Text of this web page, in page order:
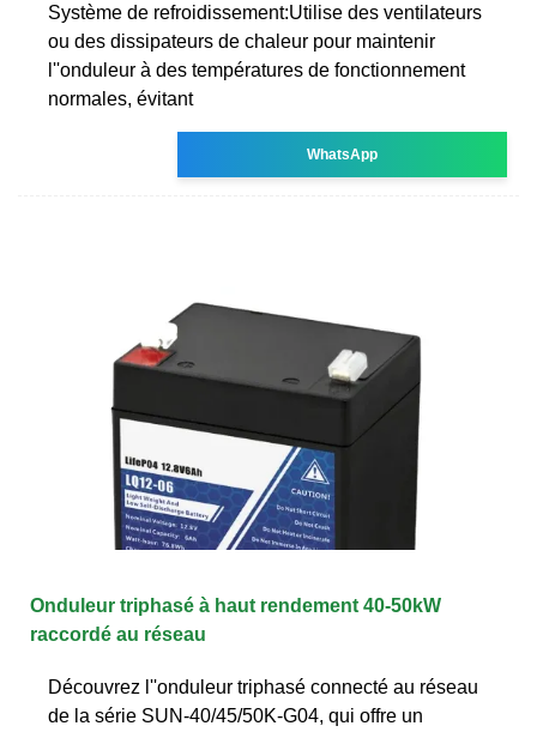
Système de refroidissement:Utilise des ventilateurs
ou des dissipateurs de chaleur pour maintenir
l''onduleur à des températures de fonctionnement
normales, évitant
WhatsApp
Onduleur triphasé à haut rendement 40-50kW
raccordé au réseau
Découvrez l''onduleur triphasé connecté au réseau
de la série SUN-40/45/50K-G04, qui offre un